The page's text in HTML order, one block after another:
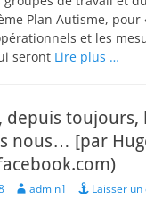
Plan Autisme, pour
et les
seront Lire plus …
depuis toujours,
nous… [par
Author
admin1 Laisser